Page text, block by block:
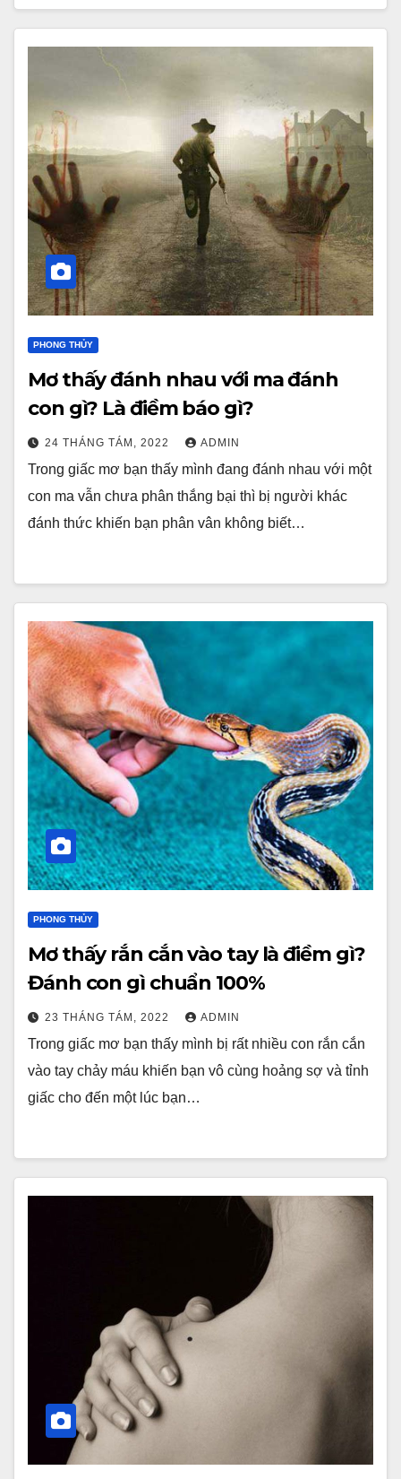
PHONG THỦY
Mơ thấy đánh nhau với ma đánh
con gì? Là điềm báo gì?
24 THÁNG TÁM, 2022 ADMIN
Trong giấc mơ bạn thấy mình đang đánh nhau với một
con ma vẫn chưa phân thắng bại thì bị người khác
đánh thức khiến bạn phân vân không biết…
PHONG THỦY
Mơ thấy rắn cắn vào tay là điềm gì?
Đánh con gì chuẩn 100%
23 THÁNG TÁM, 2022 ADMIN
Trong giấc mơ bạn thấy mình bị rất nhiều con rắn cắn
vào tay chảy máu khiến bạn vô cùng hoảng sợ và tỉnh
giấc cho đến một lúc bạn…